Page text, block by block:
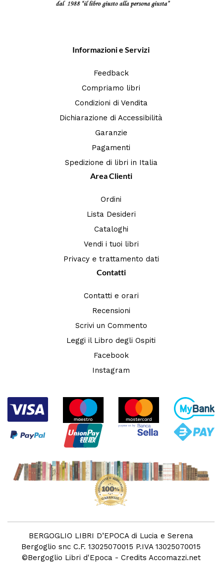
Informazioni e Servizi
Feedback
Compriamo libri
Condizioni di Vendita
Dichiarazione di Accessibilità
Garanzie
Pagamenti
Spedizione di libri in Italia
Area Clienti
Ordini
Lista Desideri
Cataloghi
Vendi i tuoi libri
Privacy e trattamento dati
Contatti
Contatti e orari
Recensioni
Scrivi un Commento
Leggi il Libro degli Ospiti
Facebook
Instagram
BERGOGLIO LIBRI D’EPOCA di Lucia e Serena
Bergoglio snc C.F. 13025070015 P.IVA 13025070015
©Bergoglio Libri d'Epoca - Credits Accomazzi.net